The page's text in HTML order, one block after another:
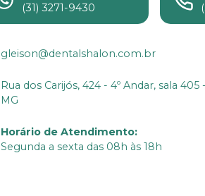
(31) 3271-9430
gleison@dentalshalon.com.br
Rua dos Carijós, 424 - 4º Andar, sala
MG
Horário de Atendimento:
Segunda a sexta das 08h às 18h